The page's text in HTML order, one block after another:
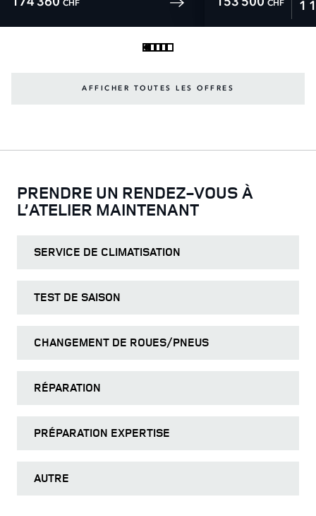
CHF CHF 1
AFFICHER TOUTES LES OFFRES
PRENDRE UN RENDEZ-VOUS À
L’ATELIER MAINTENANT
SERVICE DE CLIMATISATION
TEST DE SAISON
CHANGEMENT DE ROUES/PNEUS
RÉPARATION
PRÉPARATION EXPERTISE
AUTRE